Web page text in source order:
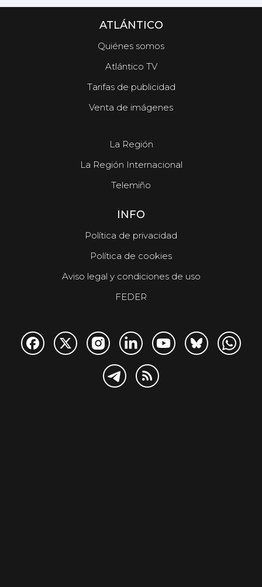
ATLÁNTICO
Quiénes somos
Atlántico TV
Tarifas de publicidad
Venta de imágenes
La Región
La Región Internacional
Telemiño
INFO
Política de privacidad
Política de cookies
Aviso legal y condiciones de uso
FEDER